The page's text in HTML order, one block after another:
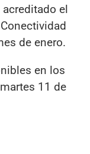
el
de enero.
en los
11 de